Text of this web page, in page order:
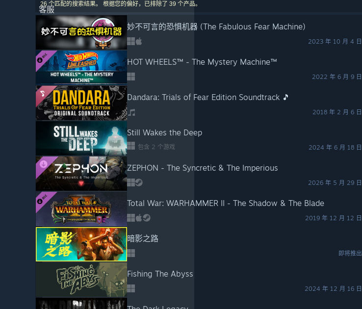
客服
26 个匹配的搜索结果。 根据您的偏好，已排除了 39 个产品。
妙不可言的恐惧机器 (The Fabulous Fear Machine)
2023 年 10 月 4 日
HOT WHEELS™ - The Mystery Machine™
2022 年 6 月 9 日
Dandara: Trials of Fear Edition Soundtrack 🎵
2018 年 2 月 6 日
Still Wakes the Deep
包含 2 个游戏 2024 年 6 月 18 日
ZEPHON - The Syncretic & The Imperious
2026 年 5 月 29 日
Total War: WARHAMMER II - The Shadow & The Blade
2019 年 12 月 12 日
暗影之路
即将推出
Fishing The Abyss
2024 年 12 月 16 日